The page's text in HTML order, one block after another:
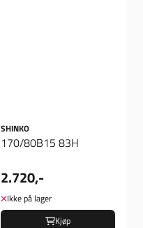
SHINKO
170/80B15 83H
2.720,-
Ikke på lager
Kjøp